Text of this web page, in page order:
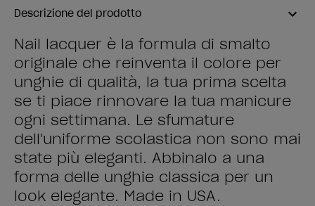
Descrizione del prodotto
Nail lacquer è la formula di smalto
originale che reinventa il colore per
unghie di qualità, la tua prima scelta
se ti piace rinnovare la tua manicure
ogni settimana. Le sfumature
dell'uniforme scolastica non sono mai
state più eleganti. Abbinalo a una
forma delle unghie classica per un
look elegante. Made in USA.